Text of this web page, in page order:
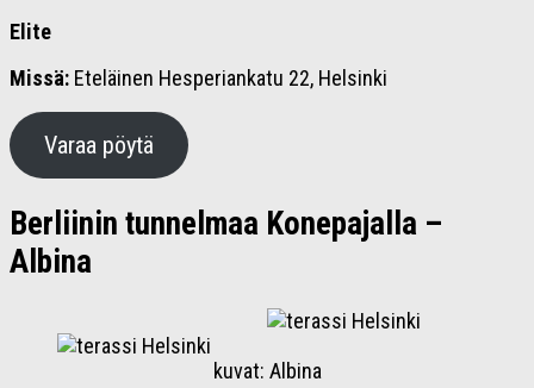
Elite
Missä: Eteläinen Hesperiankatu 22, Helsinki
Varaa pöytä
Berliinin tunnelmaa Konepajalla –
Albina
kuvat: Albina